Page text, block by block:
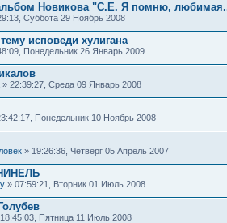
Новикова "С.Е. Я помню,
Суббота 29 Ноябрь 2008
исповеди хулигана
Понедельник 26 Январь 2009
» 22:39:27, Среда 09 Январь 2008
Понедельник 10 Ноябрь 2008
» 19:26:36, Четверг 05 Апрель 2007
» 07:59:21, Вторник 01 Июль 2008
Пятница 11 Июль 2008